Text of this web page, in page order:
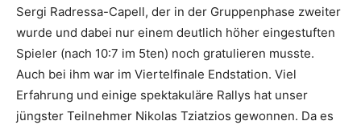
Sergi Radressa-Capell, der in der Gruppenphase zweiter
wurde und dabei nur einem deutlich höher eingestuften
Spieler (nach 10:7 im 5ten) noch gratulieren musste.
Auch bei ihm war im Viertelfinale Endstation. Viel
Erfahrung und einige spektakuläre Rallys hat unser
jüngster Teilnehmer Nikolas Tziatzios gewonnen. Da es